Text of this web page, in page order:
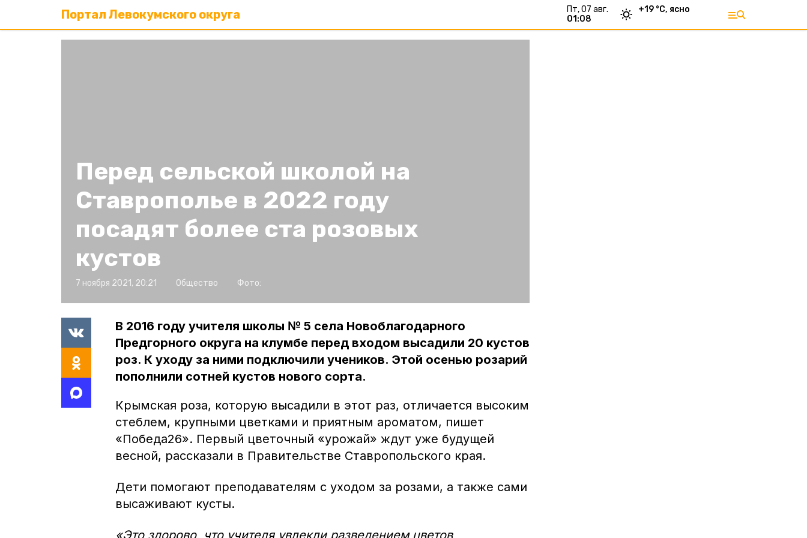
Портал Левокумского округа
пт, 07 авг.
01:08
+19 °С, ясно
Перед сельской школой на
Ставрополье в 2022 году
посадят более ста розовых
кустов
7 ноября 2021, 20:21 Общество Фото:
В 2016 году учителя школы № 5 села Новоблагодарного
Предгорного округа на клумбе перед входом высадили 20 кустов
роз. К уходу за ними подключили учеников. Этой осенью розарий
пополнили сотней кустов нового сорта.
Крымская роза, которую высадили в этот раз, отличается высоким
стеблем, крупными цветками и приятным ароматом, пишет
«Победа26». Первый цветочный «урожай» ждут уже будущей
весной, рассказали в Правительстве Ставропольского края.
Дети помогают преподавателям с уходом за розами, а также сами
высаживают кусты.
«Это здорово, что учителя увлекли разведением цветов